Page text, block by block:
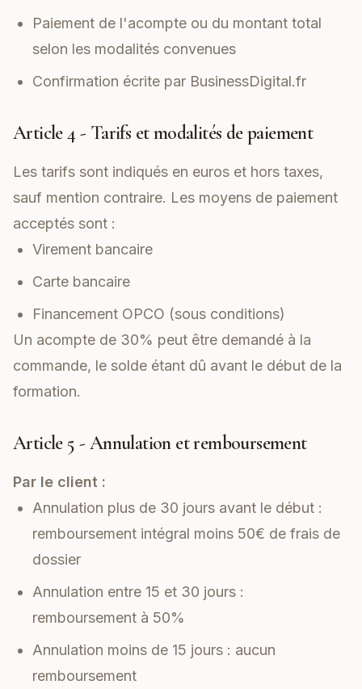
Paiement de l'acompte ou du montant total
selon les modalités convenues
Confirmation écrite par BusinessDigital.fr
Article 4 - Tarifs et modalités de paiement
Les tarifs sont indiqués en euros et hors taxes,
sauf mention contraire. Les moyens de paiement
acceptés sont :
Virement bancaire
Carte bancaire
Financement OPCO (sous conditions)
Un acompte de 30% peut être demandé à la
commande, le solde étant dû avant le début de la
formation.
Article 5 - Annulation et remboursement
Par le client :
Annulation plus de 30 jours avant le début :
remboursement intégral moins 50€ de frais de
dossier
Annulation entre 15 et 30 jours :
remboursement à 50%
Annulation moins de 15 jours : aucun
remboursement